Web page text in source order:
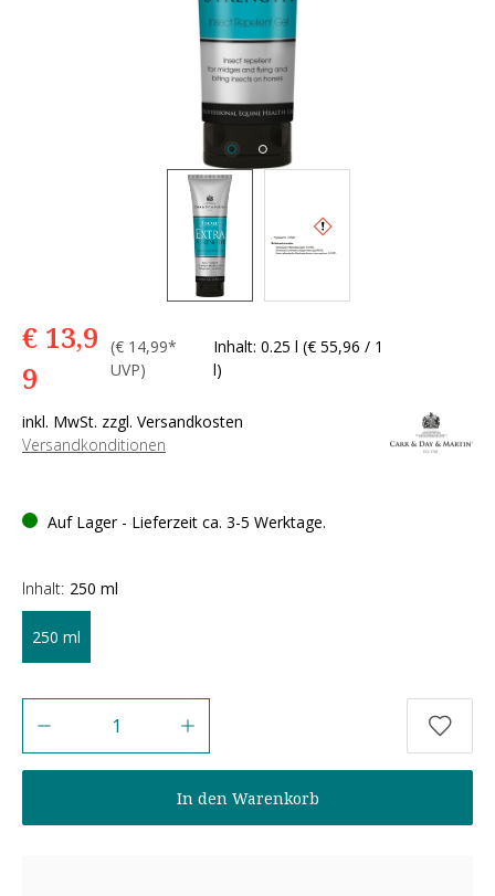
€ 13,9
9
(€ 14,99*
UVP)
Inhalt: 0.25 l (€ 55,96 / 1
l)
inkl. MwSt. zzgl. Versandkosten
Versandkonditionen
Auf Lager - Lieferzeit ca. 3-5 Werktage.
Inhalt: 250 ml
250 ml
In den Warenkorb